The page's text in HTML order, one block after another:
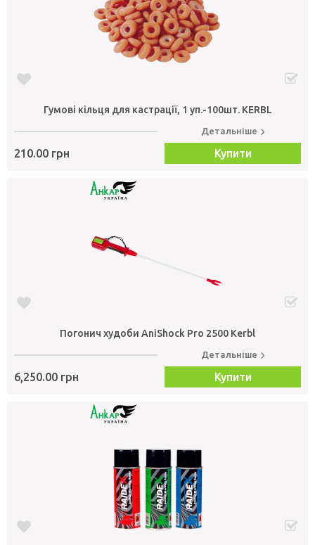
Гумові кільця для кастрації, 1 уп.-100шт. KERBL
210.00 грн
Детальніше
Купити
Погонич худоби AniShock Pro 2500 Kerbl
6,250.00 грн
Детальніше
Купити